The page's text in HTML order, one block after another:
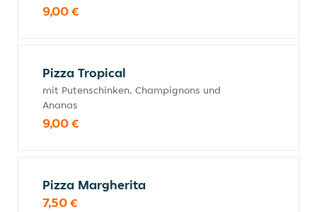
9,00 €
Pizza Tropical
mit Putenschinken, Champignons und
Ananas
9,00 €
Pizza Margherita
7,50 €